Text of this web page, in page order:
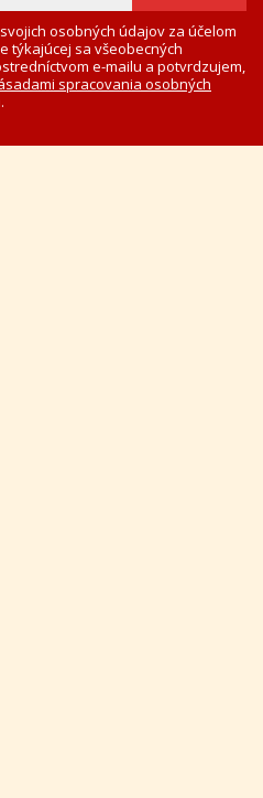
osobných údajov za účelom
týkajúcej sa všeobecných
e-mailu a potvrdzujem,
spracovania osobných